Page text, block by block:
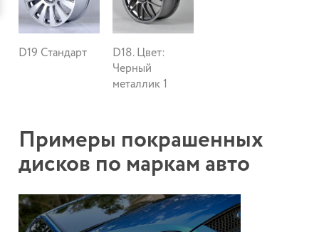
D19 Стандарт
D18. Цвет:
Черный
металлик 1
Примеры покрашенных
дисков по маркам авто